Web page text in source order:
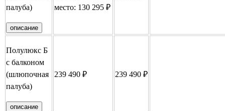
палуба)
описание
место: 130 295 ₽
Полулюкс Б
с балконом
(шлюпочная
палуба)
описание
239 490 ₽ 239 490 ₽